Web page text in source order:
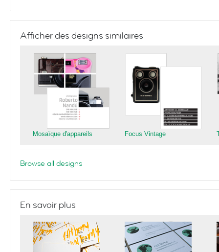
Afficher des designs similaires
Mosaïque d'appareils Focus Vintage
Browse all designs
En savoir plus